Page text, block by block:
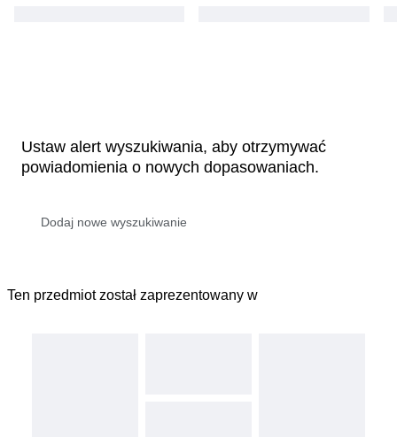
Ustaw alert wyszukiwania, aby otrzymywać
powiadomienia o nowych dopasowaniach.
Ten przedmiot został zaprezentowany w